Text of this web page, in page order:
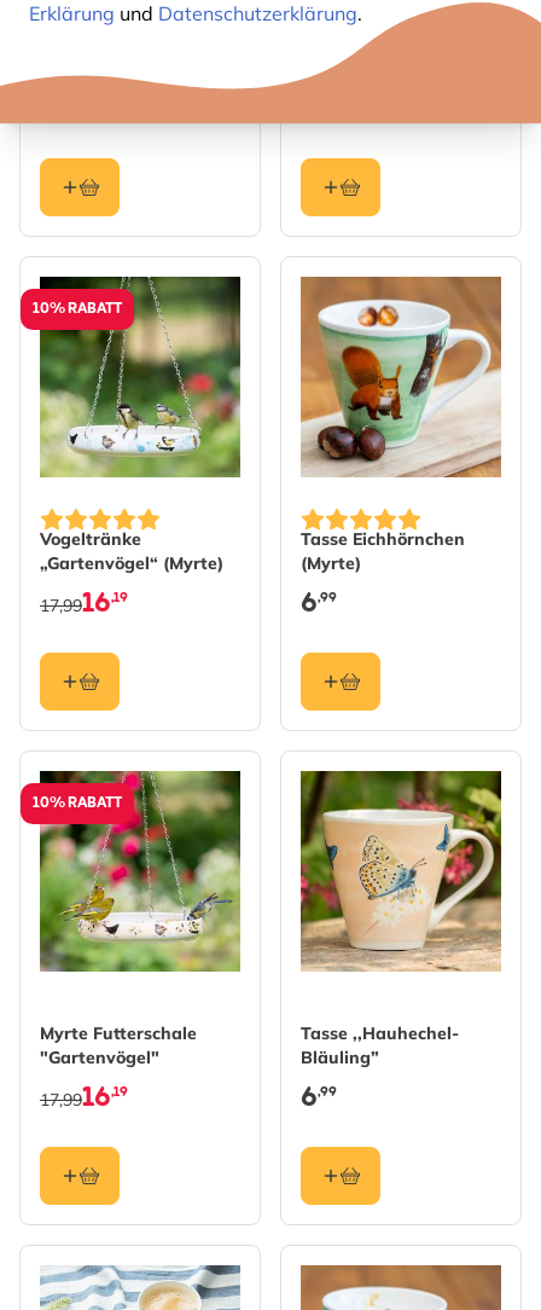
Erklärung und Datenschutzerklärung.
5
Baumwolltasche
Rotkehlchen (Myrte)
7
10% RABATT
Vogeltränke
„Gartenvögel“ (Myrte)
16,19
17,99
Tasse Eichhörnchen
(Myrte)
6,99
10% RABATT
Myrte Futterschale
"Gartenvögel"
16,19
17,99
Tasse ,,Hauhechel-
Bläuling”
6,99